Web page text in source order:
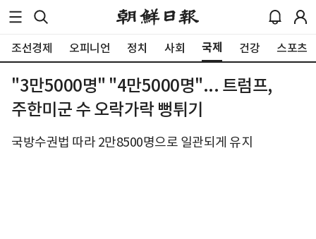
조선경제 오피니언 정치 사회 국제 건강 스포츠
"3만5000명" "4만5000명"... 트럼프,
주한미군 수 오락가락 뻥튀기
국방수권법 따라 2만8500명으로 일관되게 유지